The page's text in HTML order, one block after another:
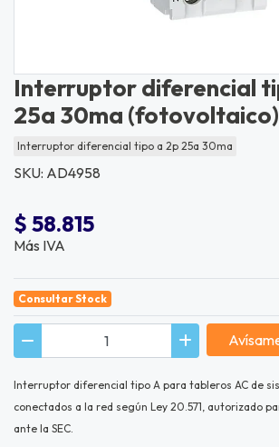
Interruptor diferencial
25a 30ma (fotovoltaico)
Interruptor diferencial tipo a 2p 25a 30ma
SKU: AD4958
$ 58.815
Más IVA
Consultar Stock
Interruptor diferencial tipo A para tableros AC de
conectados a la red según Ley 20.571, autorizado
ante la SEC.